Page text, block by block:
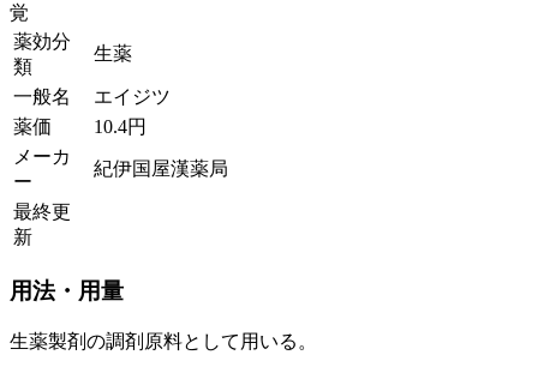
覚
薬効分
類
生薬
一般名
エイジツ
薬価
10.4円
メーカ
ー
紀伊国屋漢薬局
最終更
新
用法・用量
生薬製剤の調剤原料として用いる。